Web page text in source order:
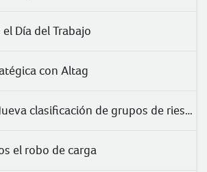
Día del Trabajo
con Altag
Seminario Nueva clasificación de grupos de riesgo para COVID-19 en trabajadores
el robo de carga